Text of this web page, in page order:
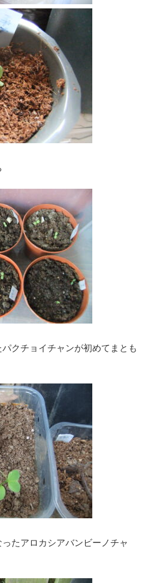
クチョイチャンが初めてまとも
たアロカシアバンビーノチャ